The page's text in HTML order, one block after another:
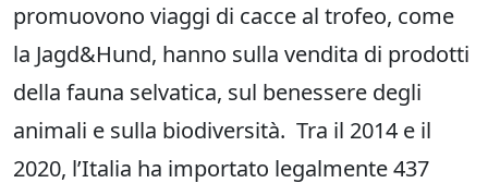
promuovono viaggi di cacce al trofeo, come
la Jagd&Hund, hanno sulla vendita di prodotti
della fauna selvatica, sul benessere degli
animali e sulla biodiversità. Tra il 2014 e il
2020, l’Italia ha importato legalmente 437